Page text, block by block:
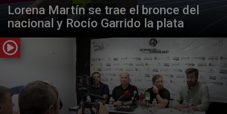
Lorena Martín se trae el bronce del
nacional y Rocío Garrido la plata